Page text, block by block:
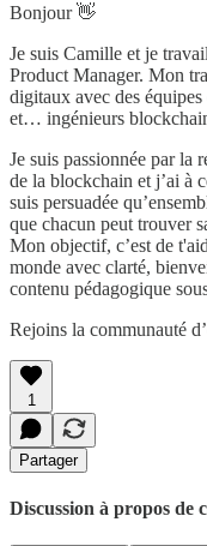
Bonjour 👋
Je suis Camille et je
Product Manager. Mon
digitaux avec des
et… ingénieurs
Je suis passionnée par
de la blockchain et j’ai à
suis persuadée
que chacun peut trouver
Mon objectif, c’est de
monde avec clarté,
contenu pédagogique
Rejoins la communauté
1
Partager
Discussion à propos de